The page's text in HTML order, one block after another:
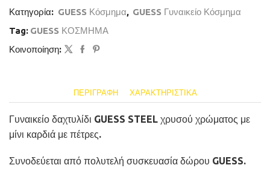
Κατηγορία: GUESS Κόσμημα, GUESS Γυναικείο Κόσμημα
Tag: GUESS ΚΟΣΜΗΜΑ
Κοινοποίηση:
ΠΕΡΙΓΡΑΦΉ ΧΑΡΑΚΤΗΡΙΣΤΙΚΆ
Γυναικείο δαχτυλίδι GUESS STEEL χρυσού χρώματος με
μίνι καρδιά με πέτρες.
Συνοδεύεται από πολυτελή συσκευασία δώρου GUESS.